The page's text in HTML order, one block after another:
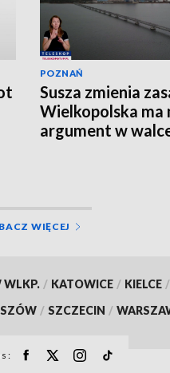
POZNAŃ
Susza zmienia
Wielkopolska ma
argument w
WIĘCEJ
WLKP. / KATOWICE / KIELCE /
/ SZCZECIN /